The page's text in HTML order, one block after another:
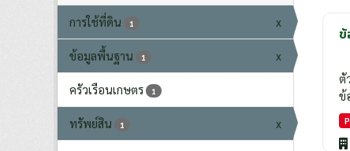
การใช้ที่ดิน 1 x
ข้อมูลพื้นฐาน 1 x
ครัวเรือนเกษตร 1
ทรัพย์สิน 1 x
ข้
ตั
ข้